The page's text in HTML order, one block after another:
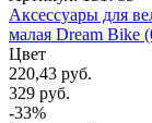
Аксессуары для
малая Dream Bike
Цвет
220,43 руб.
329 руб.
-33%